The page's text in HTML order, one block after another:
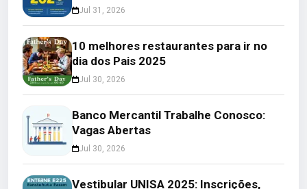
Jul 31, 2026
10 melhores restaurantes para ir no
dia dos Pais 2025
Jul 30, 2026
Banco Mercantil Trabalhe Conosco:
Vagas Abertas
Jul 30, 2026
Vestibular UNISA 2025: Inscrições,